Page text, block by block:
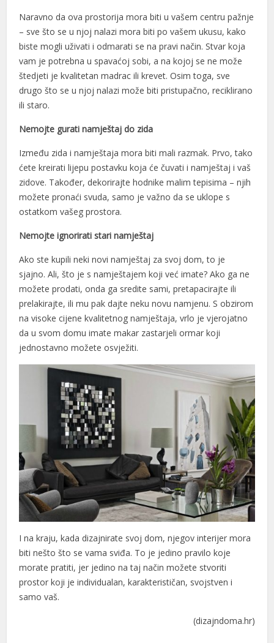
Naravno da ova prostorija mora biti u vašem centru pažnje
– sve što se u njoj nalazi mora biti po vašem ukusu, kako
biste mogli uživati ​​i odmarati se na pravi način. Stvar koja
vam je potrebna u spavaćoj sobi, a na kojoj se ne može
štedjeti je kvalitetan madrac ili krevet. Osim toga, sve
drugo što se u njoj nalazi može biti pristupačno, reciklirano
ili staro.
Nemojte gurati namještaj do zida
Između zida i namještaja mora biti mali razmak. Prvo, tako
ćete kreirati lijepu postavku koja će čuvati i namještaj i vaš
zidove. Također, dekorirajte hodnike malim tepisima – njih
možete pronaći svuda, samo je važno da se uklope s
ostatkom vašeg prostora.
Nemojte ignorirati stari namještaj
Ako ste kupili neki novi namještaj za svoj dom, to je
sjajno. Ali, što je s namještajem koji već imate? Ako ga ne
možete prodati, onda ga sredite sami, pretapacirajte ili
prelakirajte, ili mu pak dajte neku novu namjenu. S obzirom
na visoke cijene kvalitetnog namještaja, vrlo je vjerojatno
da u svom domu imate makar zastarjeli ormar koji
jednostavno možete osvježiti.
I na kraju, kada dizajnirate svoj dom, njegov interijer mora
biti nešto što se vama sviđa. To je jedino pravilo koje
morate pratiti, jer jedino na taj način možete stvoriti
prostor koji je individualan, karakterističan, svojstven i
samo vaš.
(dizajndoma.hr)